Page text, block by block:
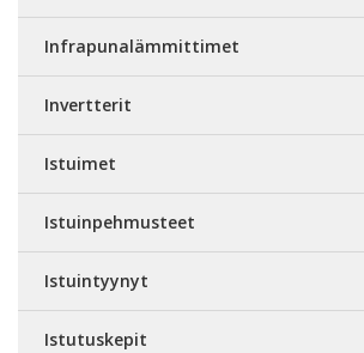
Infrapunalämmittimet
Invertterit
Istuimet
Istuinpehmusteet
Istuintyynyt
Istutuskepit